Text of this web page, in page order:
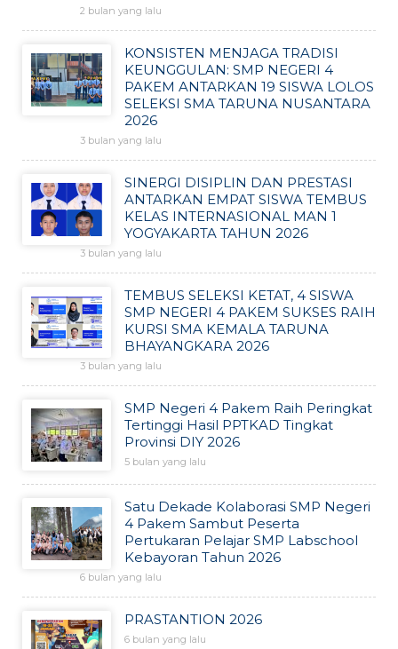
2 bulan yang lalu
KONSISTEN MENJAGA TRADISI
KEUNGGULAN: SMP NEGERI 4
PAKEM ANTARKAN 19 SISWA LOLOS
SELEKSI SMA TARUNA NUSANTARA
2026
3 bulan yang lalu
SINERGI DISIPLIN DAN PRESTASI
ANTARKAN EMPAT SISWA TEMBUS
KELAS INTERNASIONAL MAN 1
YOGYAKARTA TAHUN 2026
3 bulan yang lalu
TEMBUS SELEKSI KETAT, 4 SISWA
SMP NEGERI 4 PAKEM SUKSES RAIH
KURSI SMA KEMALA TARUNA
BHAYANGKARA 2026
3 bulan yang lalu
SMP Negeri 4 Pakem Raih Peringkat
Tertinggi Hasil PPTKAD Tingkat
Provinsi DIY 2026
5 bulan yang lalu
Satu Dekade Kolaborasi SMP Negeri
4 Pakem Sambut Peserta
Pertukaran Pelajar SMP Labschool
Kebayoran Tahun 2026
6 bulan yang lalu
PRASTANTION 2026
6 bulan yang lalu